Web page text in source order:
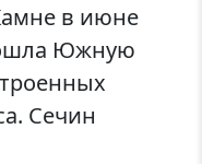
в июне
Южную
Сечин